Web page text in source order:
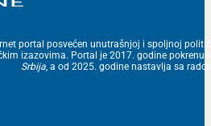
portal posvećen unutrašnjoj i spoljnoj
izazovima. Portal je 2017. godine
Srbija, a od 2025. godine nastavlja sa